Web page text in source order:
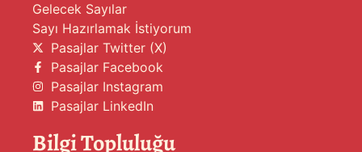
Gelecek Sayılar
Sayı Hazırlamak İstiyorum
Pasajlar Twitter (X)
Pasajlar Facebook
Pasajlar Instagram
Pasajlar LinkedIn
Bilgi Topluluğu